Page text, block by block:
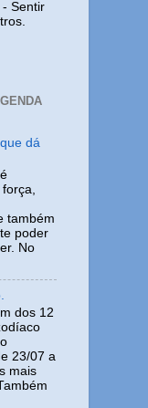
Sentir
dá
também
poder
No
dos 12
23/07 a
mais